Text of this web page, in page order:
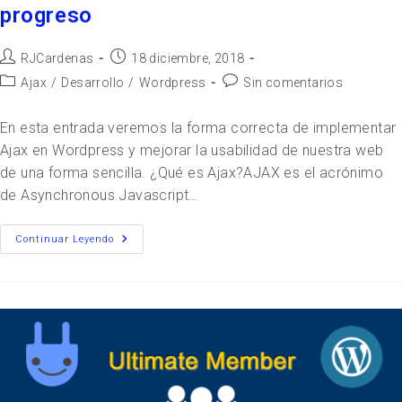
progreso
RJCardenas
18 diciembre, 2018
Ajax / Desarrollo / Wordpress Sin comentarios
En esta entrada veremos la forma correcta de implementar
Ajax en Wordpress y mejorar la usabilidad de nuestra web
de una forma sencilla. ¿Qué es Ajax?AJAX es el acrónimo
de Asynchronous Javascript…
Continuar Leyendo